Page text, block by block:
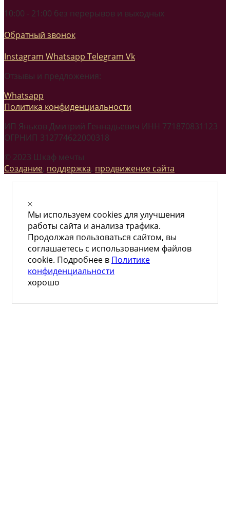
10:00 - 21:00 без перерывов и выходных
Обратный звонок
Instagram Whatsapp Telegram Vk
Отзывы и предложения:
Whatsapp
Политика конфиденциальности
ИП Яньков Дмитрий Геннадьевич ИНН 771870831123
ОГРНИП 312774622000318
© 2023 Шкаф мечты
Создание, поддержка, продвижение сайта
Мы используем cookies для улучшения
работы сайта и анализа трафика.
Продолжая пользоваться сайтом, вы
соглашаетесь с использованием файлов
cookie. Подробнее в Политике
конфиденциальности
хорошо